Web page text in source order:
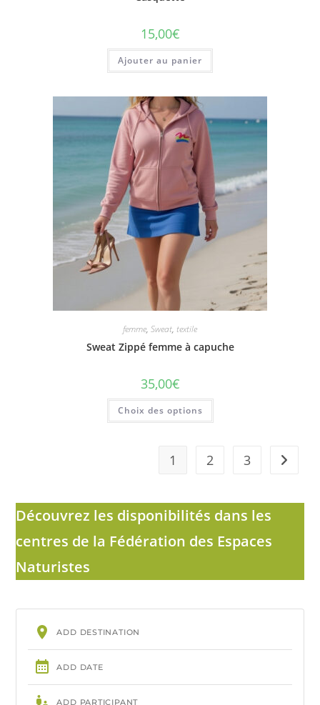
15,00€
Ajouter au panier
femme, Sweat, textile
Sweat Zippé femme à capuche
35,00€
Choix des options
Ce
a
options
sur
la
page
produit
1 2 3
Découvrez les disponibilités dans les
centres de la Fédération des Espaces
Naturistes